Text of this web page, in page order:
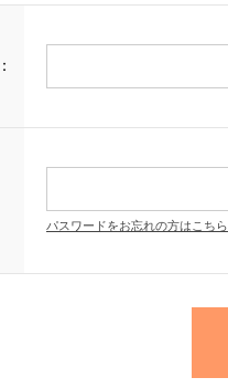
パスワードをお忘れの方はこちら